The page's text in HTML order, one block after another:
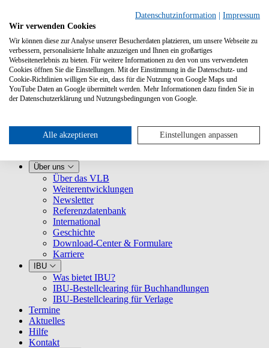
Leistungen
VLB kennenlernen
Für Selfpublisher
Für Dienstleister
Über uns
Über das VLB
Weiterentwicklungen
Newsletter
Referenzdatenbank
International
Geschichte
Download-Center & Formulare
Karriere
IBU
Was bietet IBU?
IBU-Bestellclearing für Buchhandlungen
IBU-Bestellclearing für Verlage
Termine
Aktuelles
Hilfe
Kontakt
Datenschutzinformation
Impressum
Wir verwenden Cookies
Wir können diese zur Analyse unserer Besucherdaten platzieren, um unsere Webseite zu
verbessern, personalisierte Inhalte anzuzeigen und Ihnen ein großartiges
Webseitenerlebnis zu bieten. Für weitere Informationen zu den von uns verwendeten
Cookies öffnen Sie die Einstellungen. Mit der Einstimmung in die Datenschutz- und
Cookie-Richtlinien willigen Sie ein, dass für die Nutzung von Google Maps und
YouTube Daten an Google übermittelt werden. Mehr Informationen dazu finden Sie in
der Datenschutzerklärung und Nutzungsbedingungen von Google.
Alle akzeptieren Einstellungen anpassen